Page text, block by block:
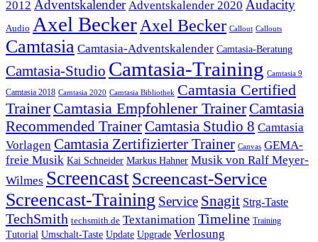
2012 Adventskalender Adventskalender 2020 Audacity
Audio Axel Becker Axel Becker Callout Callouts
Camtasia Camtasia-Adventskalender Camtasia-Beratung
Camtasia-Studio Camtasia-Training Camtasia 9
Camtasia 2018 Camtasia 2020 Camtasia Bibliothek Camtasia Certified
Trainer Camtasia Empfohlener TrainerCamtasia
Recommended TrainerCamtasia Studio 8 Camtasia
Vorlagen Camtasia Zertifizierter Trainer Canvas GEMA-
freie Musik Kai Schneider Markus Hahner Musik von Ralf Meyer-
Wilmes ScreencastScreencast-Service
Screencast-Training Service Snagit Strg-Taste
TechSmith techsmith.de Textanimation Timeline Training
Tutorial Umschalt-Taste Update Upgrade Verlosung